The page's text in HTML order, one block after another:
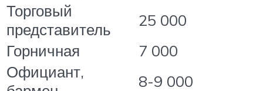
Торговый
представитель
25 000
Горничная
7 000
Официант,
8-9 000